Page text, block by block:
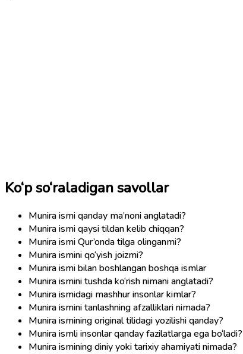
Ko‘p so‘raladigan savollar
Munira ismi qanday ma’noni anglatadi?
Munira ismi qaysi tildan kelib chiqqan?
Munira ismi Qur’onda tilga olinganmi?
Munira ismini qo‘yish joizmi?
Munira ismi bilan boshlangan boshqa ismlar
Munira ismini tushda ko‘rish nimani anglatadi?
Munira ismidagi mashhur insonlar kimlar?
Munira ismini tanlashning afzalliklari nimada?
Munira ismining original tilidagi yozilishi qanday?
Munira ismli insonlar qanday fazilatlarga ega bo‘ladi?
Munira ismining diniy yoki tarixiy ahamiyati nimada?